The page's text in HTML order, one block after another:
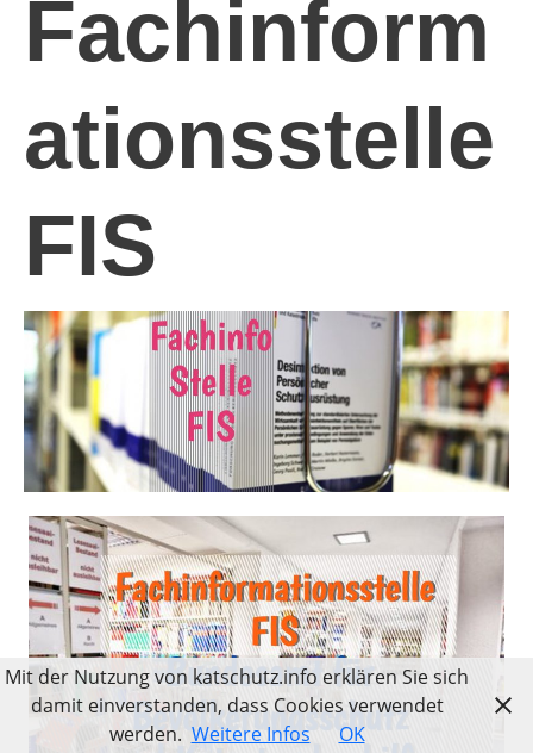
Fachinform
ationsstelle
FIS
Mit der Nutzung von katschutz.info erklären Sie sich
damit einverstanden, dass Cookies verwendet
werden. Weitere Infos OK